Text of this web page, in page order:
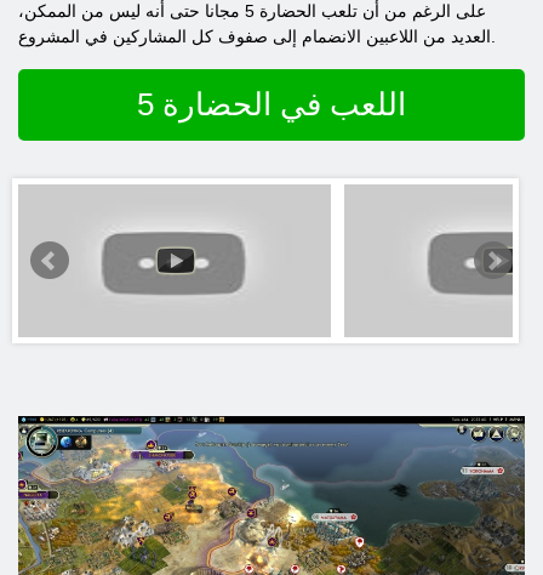
على الرغم من أن تلعب الحضارة 5 مجانا حتى أنه ليس من الممكن،
اللعب في الحضارة 5